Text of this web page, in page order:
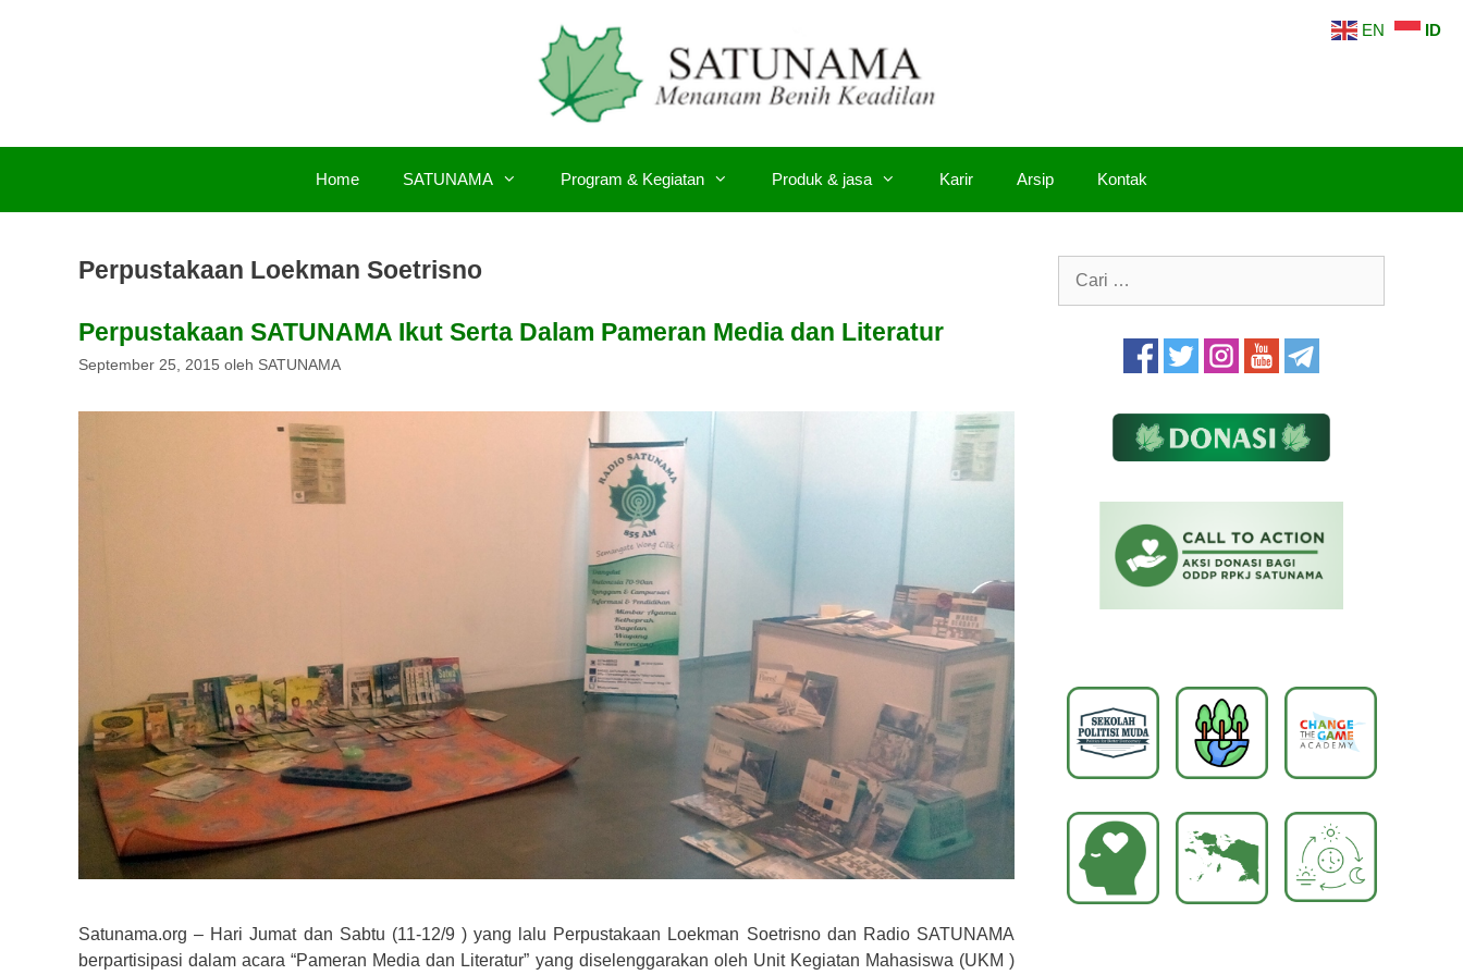
Home SATUNAMA Program & Kegiatan Produk & jasa Karir Arsip Kontak
Perpustakaan Loekman Soetrisno
Perpustakaan SATUNAMA Ikut Serta Dalam Pameran Media dan Literatur
September 25, 2015 oleh SATUNAMA
Satunama.org – Hari Jumat dan Sabtu (11-12/9 ) yang lalu Perpustakaan Loekman Soetrisno dan Radio SATUNAMA
berpartisipasi dalam acara “Pameran Media dan Literatur” yang diselenggarakan oleh Unit Kegiatan Mahasiswa (UKM )
Cari
EN ID